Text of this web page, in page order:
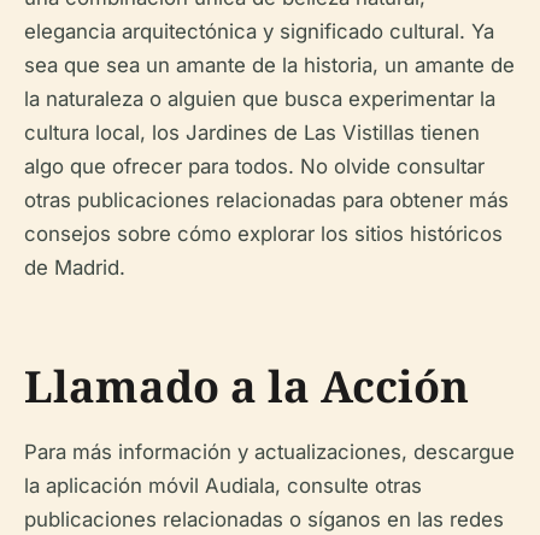
elegancia arquitectónica y significado cultural. Ya
sea que sea un amante de la historia, un amante de
la naturaleza o alguien que busca experimentar la
cultura local, los Jardines de Las Vistillas tienen
algo que ofrecer para todos. No olvide consultar
otras publicaciones relacionadas para obtener más
consejos sobre cómo explorar los sitios históricos
de Madrid.
Llamado a la Acción
Para más información y actualizaciones, descargue
la aplicación móvil Audiala, consulte otras
publicaciones relacionadas o síganos en las redes